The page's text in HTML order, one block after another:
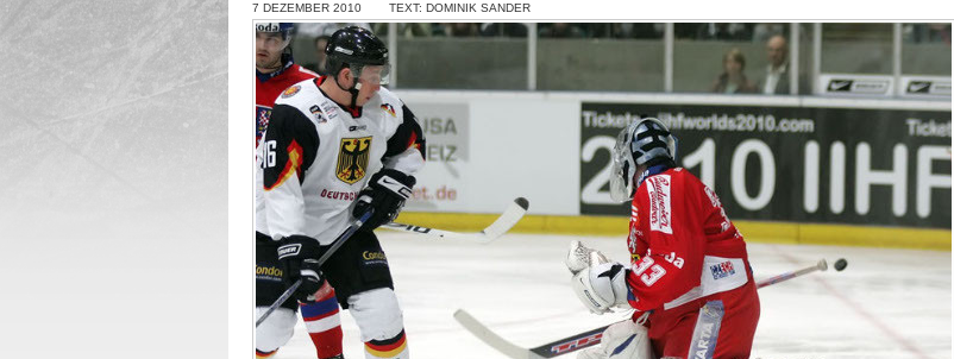
7 DEZEMBER 2010 TEXT: DOMINIK SANDER